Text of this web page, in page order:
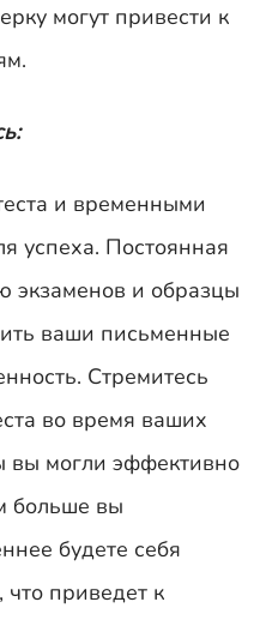
могут привести к
и временными
успеха. Постоянная
экзаменов и образцы
ваши письменные
Стремитесь
во время ваших
вы могли эффективно
больше вы
будете себя
что приведет к